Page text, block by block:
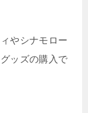
やシナモロー
ッズの購入で